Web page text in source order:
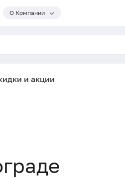
О Компании
и акции